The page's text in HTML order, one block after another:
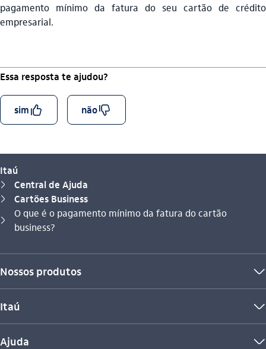
pagamento mínimo da fatura do seu cartão de crédito
empresarial.
Essa resposta te ajudou?
simcurtir_outline nãodescurtir_outline
Itaú
seta_direita Central de Ajuda
seta_direita Cartões Business
seta_direita
Você está aqui:
O que é o pagamento mínimo da fatura do cartão
business?
Nossos produtos seta_baixo
Itaú seta_baixo
Ajuda seta_baixo